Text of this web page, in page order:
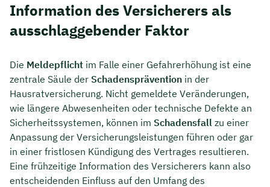
Information des Versicherers als
ausschlaggebender Faktor
Die Meldepflicht im Falle einer Gefahrerhöhung ist eine
zentrale Säule der Schadensprävention in der
Hausratversicherung. Nicht gemeldete Veränderungen,
wie längere Abwesenheiten oder technische Defekte an
Sicherheitssystemen, können im Schadensfall zu einer
Anpassung der Versicherungsleistungen führen oder gar
in einer fristlosen Kündigung des Vertrages resultieren.
Eine frühzeitige Information des Versicherers kann also
entscheidenden Einfluss auf den Umfang des